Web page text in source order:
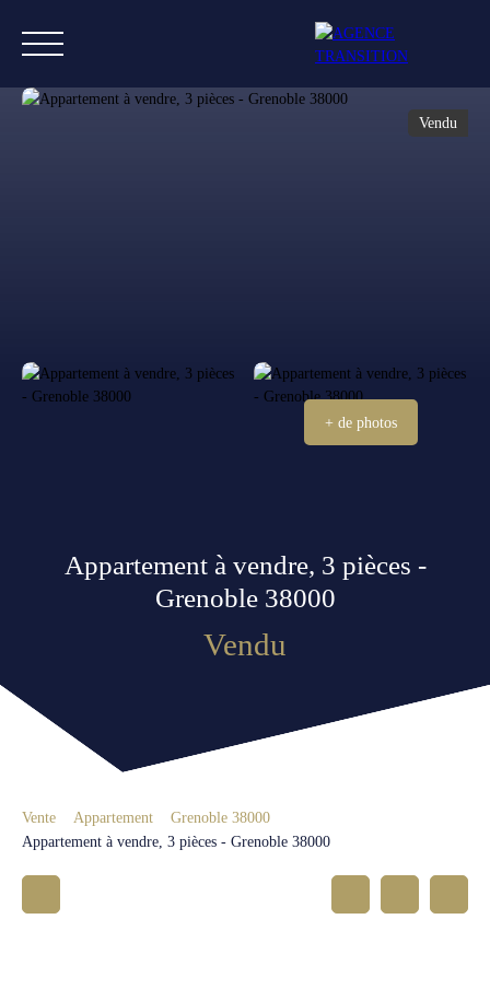
Vendu
+ de photos
Appartement à vendre, 3 pièces -
Grenoble 38000
Vendu
Vente Appartement
Grenoble 38000
Appartement à vendre, 3 pièces - Grenoble 38000